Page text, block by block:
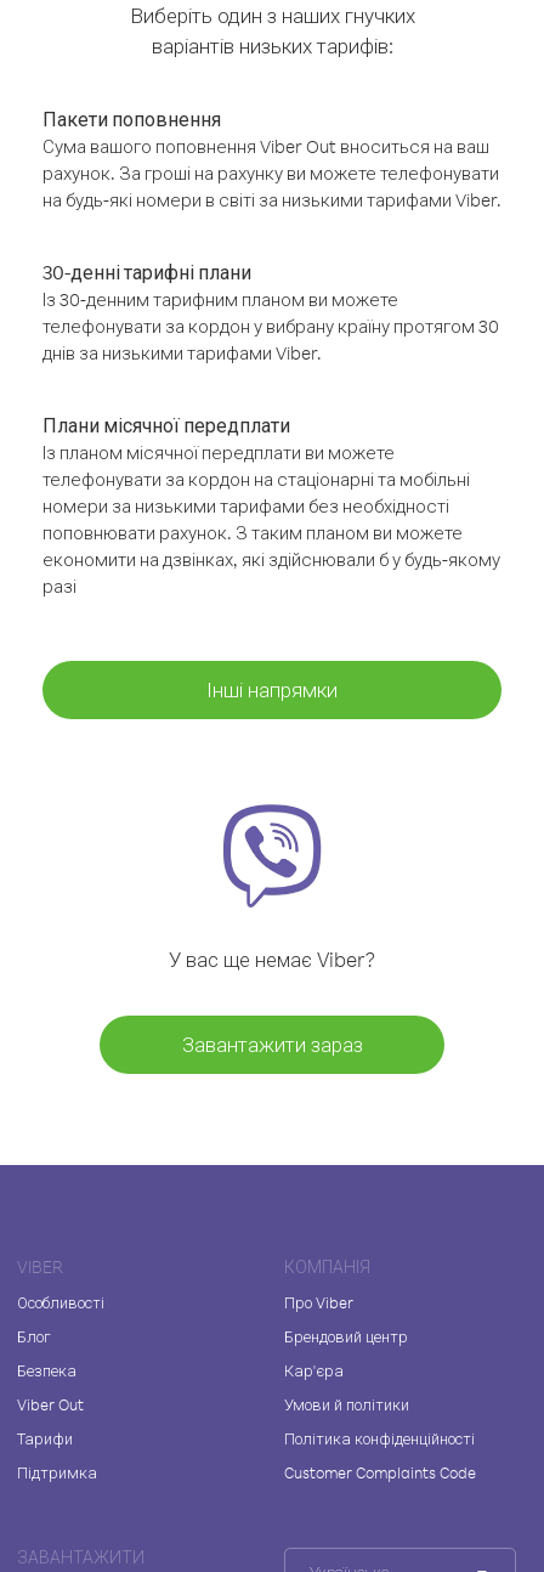
Виберіть один з наших гнучких
варіантів низьких тарифів:
Пакети поповнення
Сума вашого поповнення Viber Out вноситься на ваш
рахунок. За гроші на рахунку ви можете телефонувати
на будь-які номери в світі за низькими тарифами Viber.
30-денні тарифні плани
Із 30-денним тарифним планом ви можете
телефонувати за кордон у вибрану країну протягом 30
днів за низькими тарифами Viber.
Плани місячної передплати
Із планом місячної передплати ви можете
телефонувати за кордон на стаціонарні та мобільні
номери за низькими тарифами без необхідності
поповнювати рахунок. З таким планом ви можете
економити на дзвінках, які здійснювали б у будь-якому
разі
Інші напрямки
У вас ще немає Viber?
Завантажити зараз
VIBER
Особливості
Блог
Безпека
Viber Out
Тарифи
Підтримка
КОМПАНІЯ
Про Viber
Брендовий центр
Кар'єра
Умови й політики
Політика конфіденційності
Customer Complaints Code
ЗАВАНТАЖИТИ